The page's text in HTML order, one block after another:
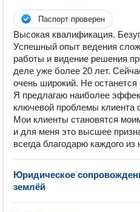
Паспорт проверен
Высокая квалификация.
Успешный опыт ведения
работы и видение решения
деле уже более 20 лет.
очень широкий. Не останется
Я предлагаю наиболее
ключевой проблемы клиента
Мои клиенты становятся
и для меня это высшее
всегда благодарю каждого из
Юридическое
землёй